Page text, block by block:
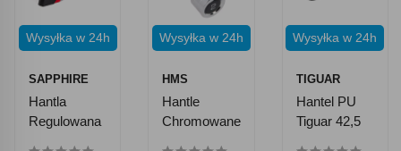
Wysyłka w 24h
SAPPHIRE
Hantla
Regulowana
Wysyłka w 24h
HMS
Hantle
Chromowane
Wysyłka w 24h
TIGUAR
Hantel PU
Tiguar 42,5